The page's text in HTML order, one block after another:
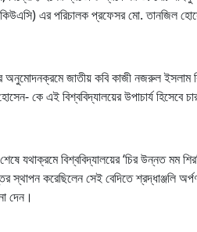
এর পরিচালক প্রফেসর মো. তানজিল
অনুমোদনক্রমে জাতীয় কবি কাজী নজরুল
কে এই বিশ্ববিদ্যালয়ের উপাচার্য হিসেবে
যথাক্রমে বিশ্ববিদ্যালয়ের ‘চির উন্নত মম
স্থাপন করেছিলেন সেই বেদিতে শ্রদ্ধাঞ্জলি
দেন।